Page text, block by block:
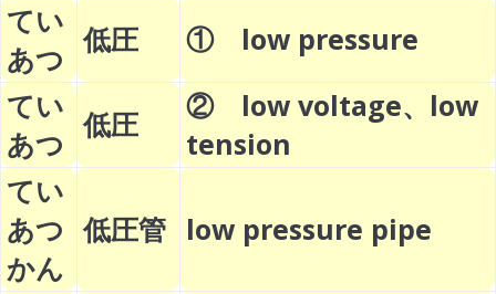
てい
あつ
低圧
① low pressure
てい
あつ
低圧
② low voltage、low
tension
てい
あつ
かん
低圧管 low pressure pipe